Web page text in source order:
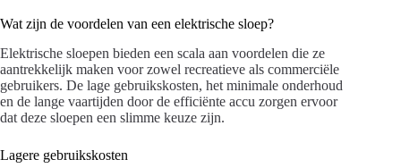
Wat zijn de voordelen van een elektrische sloep?
Elektrische sloepen bieden een scala aan voordelen die ze
aantrekkelijk maken voor zowel recreatieve als commerciële
gebruikers. De lage gebruikskosten, het minimale onderhoud
en de lange vaartijden door de efficiënte accu zorgen ervoor
dat deze sloepen een slimme keuze zijn.
Lagere gebruikskosten